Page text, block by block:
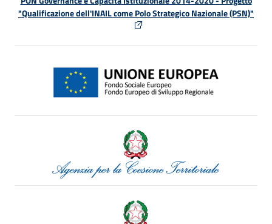
"Qualificazione dell'INAIL come Polo Strategico Nazionale (PSN)"